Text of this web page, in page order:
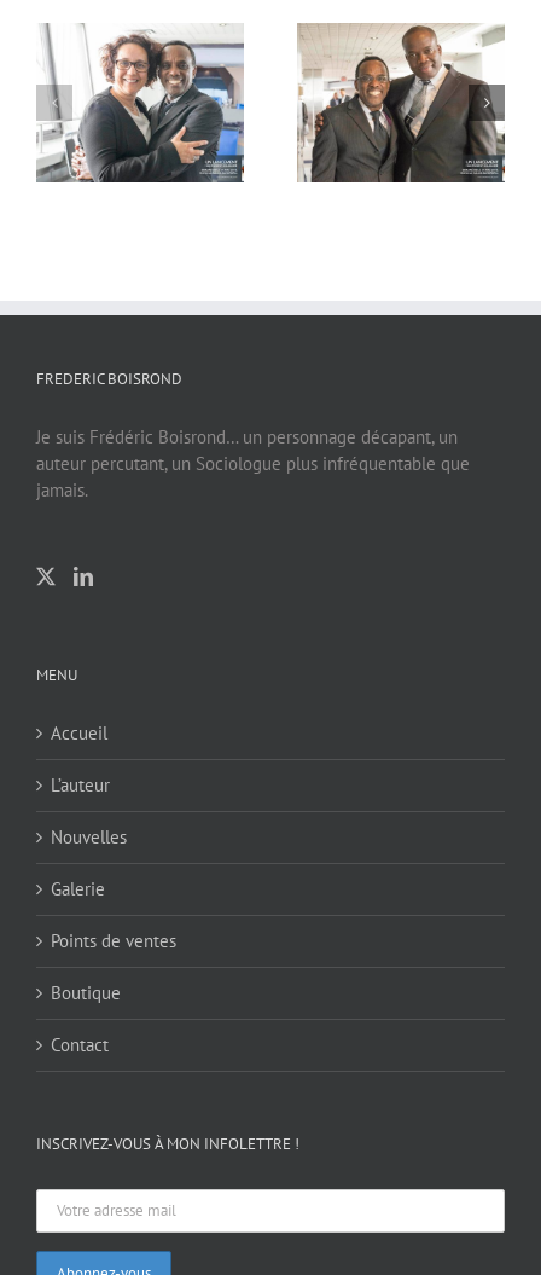
Lancement-3 Lancement-2
FREDERIC BOISROND
Je suis Frédéric Boisrond… un personnage décapant, un
auteur percutant, un Sociologue plus infréquentable que
jamais.
MENU
Accueil
L’auteur
Nouvelles
Galerie
Points de ventes
Boutique
Contact
INSCRIVEZ-VOUS À MON INFOLETTRE !